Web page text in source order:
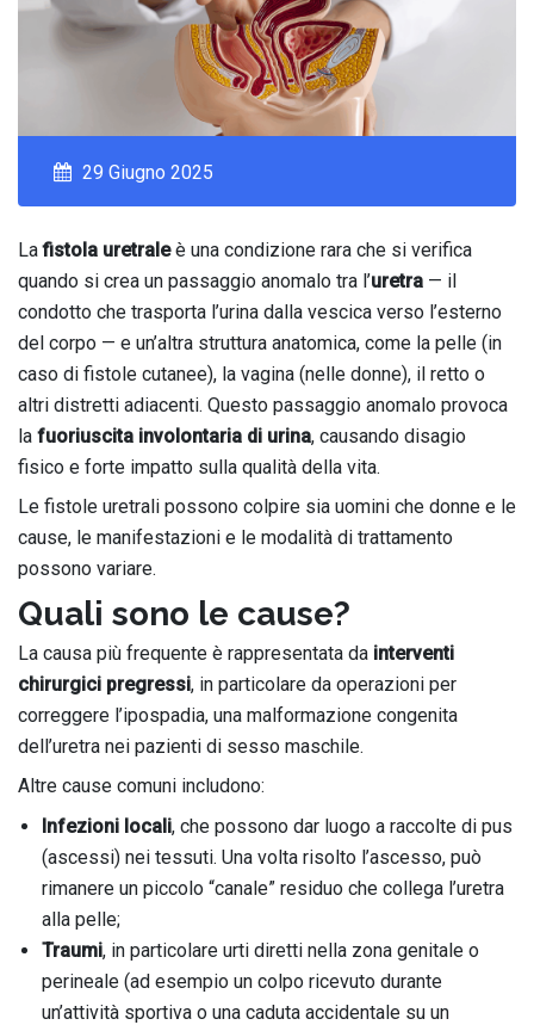
29 Giugno 2025
Lafistola uretraleè una condizione rara che si verifica
quando si crea un passaggio anomalo tra l’uretra — il
condotto che trasporta l’urina dalla vescica verso l’esterno
del corpo — e un’altra struttura anatomica, come la pelle (in
caso di fistole cutanee), la vagina (nelle donne), il retto o
altri distretti adiacenti. Questo passaggio anomalo provoca
la fuoriuscita involontaria di urina, causando disagio
fisico e forte impatto sulla qualità della vita.
Le fistole uretrali possono colpire sia uomini che donne e le
cause, le manifestazioni e le modalità di trattamento
possono variare.
Quali sono le cause?
La causa più frequente è rappresentata da interventi
chirurgici pregressi, in particolare da operazioni per
correggere l’ipospadia, una malformazione congenita
dell’uretra nei pazienti di sesso maschile.
Altre cause comuni includono:
Infezioni locali, che possono dar luogo a raccolte di pus
(ascessi) nei tessuti. Una volta risolto l’ascesso, può
rimanere un piccolo “canale” residuo che collega l’uretra
alla pelle;
Traumi, in particolare urti diretti nella zona genitale o
perineale (ad esempio un colpo ricevuto durante
un’attività sportiva o una caduta accidentale su un